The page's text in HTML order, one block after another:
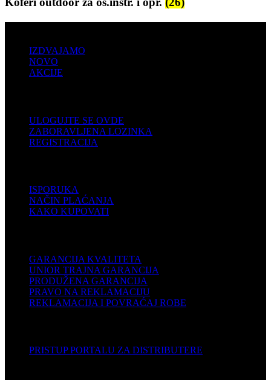
IZDVAJAMO
NOVO
AKCIJE
ULOGUJTE SE OVDE
ZABORAVLJENA LOZINKA
REGISTRACIJA
ISPORUKA
NAČIN PLAĆANJA
KAKO KUPOVATI
GARANCIJA KVALITETA
UNIOR TRAJNA GARANCIJA
PRODUŽENA GARANCIJA
PRAVO NA REKLAMACIJU
REKLAMACIJA I POVRAĆAJ ROBE
PRISTUP PORTALU ZA DISTRIBUTERE